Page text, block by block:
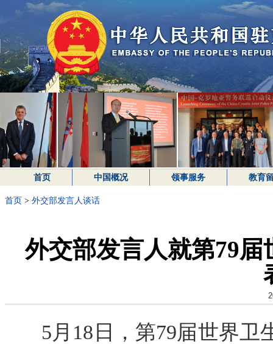
首页 中国概况 领事服务 教育
首页 > 外交部发言人谈话
外交部发言人就第79
5月18日，第79届世界